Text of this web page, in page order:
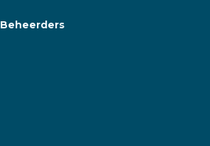
Beheerders